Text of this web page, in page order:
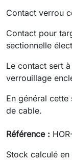
Contact verrou
Contact pour
sectionnelle
Le contact sert
verrouillage
En général
de cable.
Référence :
Stock calculé en